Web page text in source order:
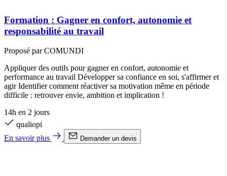
Formation : Gagner en confort, autonomie et
responsabilité au travail
Proposé par COMUNDI
Appliquer des outils pour gagner en confort, autonomie et
performance au travail Développer sa confiance en soi, s'affirmer et
agir Identifier comment réactiver sa motivation même en période
difficile : retrouver envie, ambition et implication !
14h en 2 jours
qualiopi
En savoir plus
Demander un devis